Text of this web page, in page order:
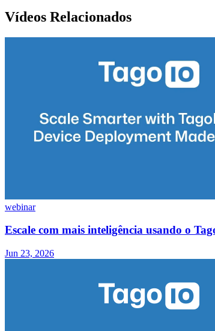
Vídeos Relacionados
webinar
Escale com mais inteligência usando o
Jun 23, 2026